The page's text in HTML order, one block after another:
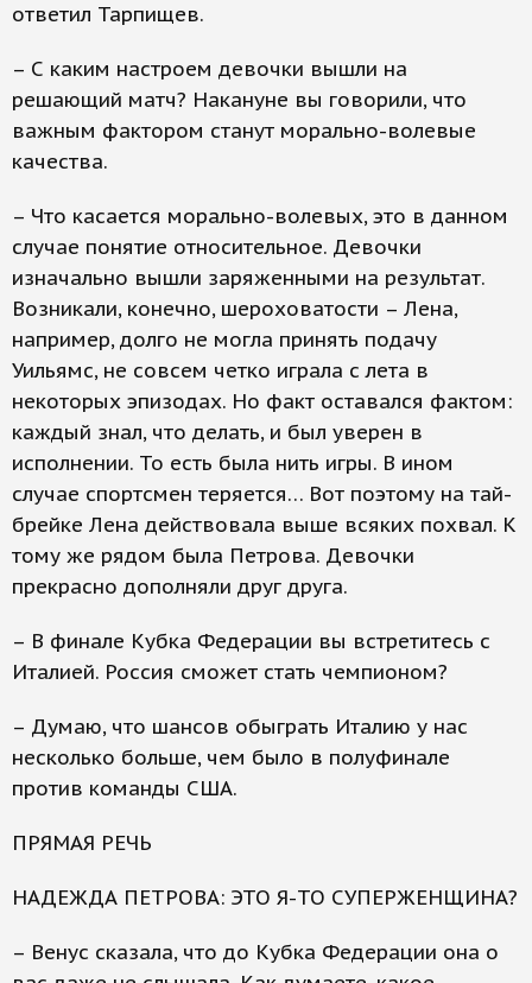
ответил Тарпищев.
– С каким настроем девочки вышли на
решающий матч? Накануне вы говорили, что
важным фактором станут морально-волевые
качества.
– Что касается морально-волевых, это в данном
случае понятие относительное. Девочки
изначально вышли заряженными на результат.
Возникали, конечно, шероховатости – Лена,
например, долго не могла принять подачу
Уильямс, не совсем четко играла с лета в
некоторых эпизодах. Но факт оставался фактом:
каждый знал, что делать, и был уверен в
исполнении. То есть была нить игры. В ином
случае спортсмен теряется… Вот поэтому на тай-
брейке Лена действовала выше всяких похвал. К
тому же рядом была Петрова. Девочки
прекрасно дополняли друг друга.
– В финале Кубка Федерации вы встретитесь с
Италией. Россия сможет стать чемпионом?
– Думаю, что шансов обыграть Италию у нас
несколько больше, чем было в полуфинале
против команды США.
ПРЯМАЯ РЕЧЬ
НАДЕЖДА ПЕТРОВА: ЭТО Я-ТО СУПЕРЖЕНЩИНА?
– Венус сказала, что до Кубка Федерации она о